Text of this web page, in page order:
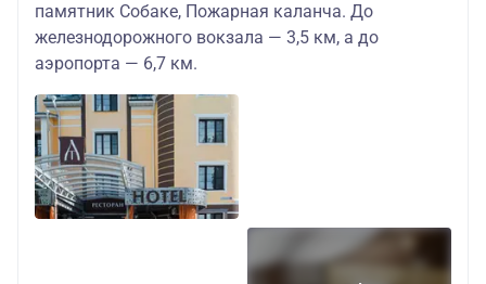
памятник Собаке, Пожарная каланча. До
железнодорожного вокзала — 3,5 км, а до
аэропорта — 6,7 км.